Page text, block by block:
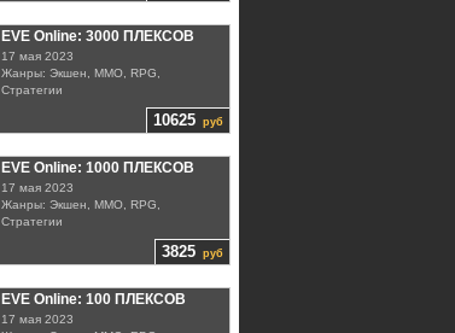
10625 руб
EVE Online: 3000 ПЛЕКСОВ
17 мая 2023
Жанры: Экшен, MMO, RPG,
Стратегии
3825 руб
EVE Online: 1000 ПЛЕКСОВ
17 мая 2023
Жанры: Экшен, MMO, RPG,
Стратегии
EVE Online: 100 ПЛЕКСОВ
17 мая 2023